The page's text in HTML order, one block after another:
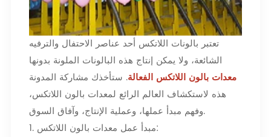
تعتبر بالونات اللاتكس أحد عناصر الاحتفال والترفيه
الشائعة، ولا يمكن إنتاج هذه البالونات الملونة بدونها
معدات بالون اللاتكس الفعالة. ستأخذك مشاركة المدونة
هذه لاستكشاف العالم الرائع لمعدات بالون اللاتكس،
وفهم مبدأ عملها، وعملية الإنتاج، وآفاق السوق.
1. مبدأ عمل معدات بالون اللاتكس: